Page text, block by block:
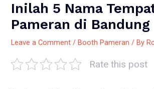
Inilah 5 Nama
Pameran di Bandung
Leave a Comment / Booth Pameran / By
Rate this post